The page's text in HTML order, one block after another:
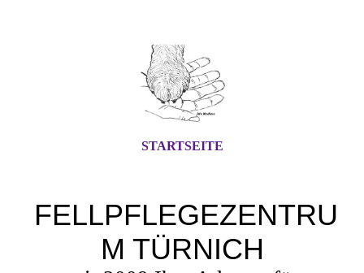
STARTSEITE
FELLPFLEGEZENTRU
M TÜRNICH